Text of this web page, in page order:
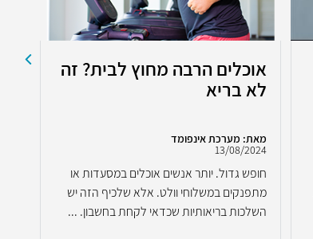
אוכלים הרבה מחוץ לבית? זה
לא בריא
מאת: מערכת אינפומד
13/08/2024
חופש גדול. יותר אנשים אוכלים במסעדות או
מתפנקים במשלוחי וולט. אלא שלכיף הזה יש
השלכות בריאותיות שכדאי לקחת בחשבון. ...